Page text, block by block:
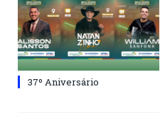
37º Aniversário